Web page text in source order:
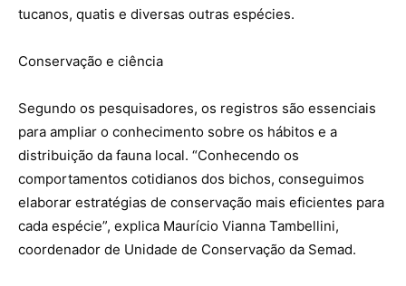
tucanos, quatis e diversas outras espécies.
Conservação e ciência
Segundo os pesquisadores, os registros são essenciais
para ampliar o conhecimento sobre os hábitos e a
distribuição da fauna local. “Conhecendo os
comportamentos cotidianos dos bichos, conseguimos
elaborar estratégias de conservação mais eficientes para
cada espécie”, explica Maurício Vianna Tambellini,
coordenador de Unidade de Conservação da Semad.